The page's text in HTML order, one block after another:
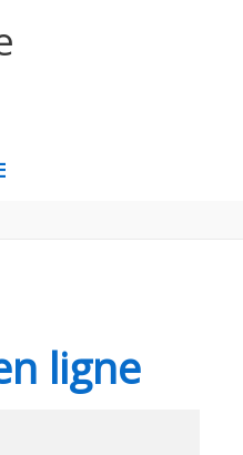
ligne